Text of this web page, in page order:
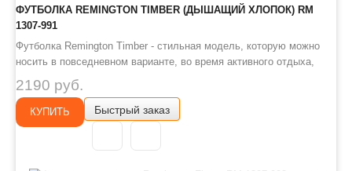
ФУТБОЛКА REMINGTON TIMBER (ДЫШАЩИЙ ХЛОПОК) RM
1307-991
Футболка Remington Timber - стильная модель, которую можно
носить в повседневном варианте, во время активного отдыха,
охоты, рыбалки, а также на спортивных занятиях. Принт изделия
выполнен в нейтральных оттенках, несколько напоминающих
камуфляж. За счет этого модель легко комплектуется с разной
о..
2190 руб.
КУПИТЬ Быстрый заказ